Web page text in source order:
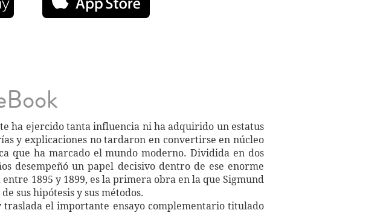
ha ejercido tanta influencia ni ha adquirido un estatus
y explicaciones no tardaron en convertirse en núcleo
que ha marcado el mundo moderno. Dividida en dos
desempeñó un papel decisivo dentro de ese enorme
1895 y 1899, es la primera obra en la que Sigmund
sus hipótesis y sus métodos.
el importante ensayo complementario titulado